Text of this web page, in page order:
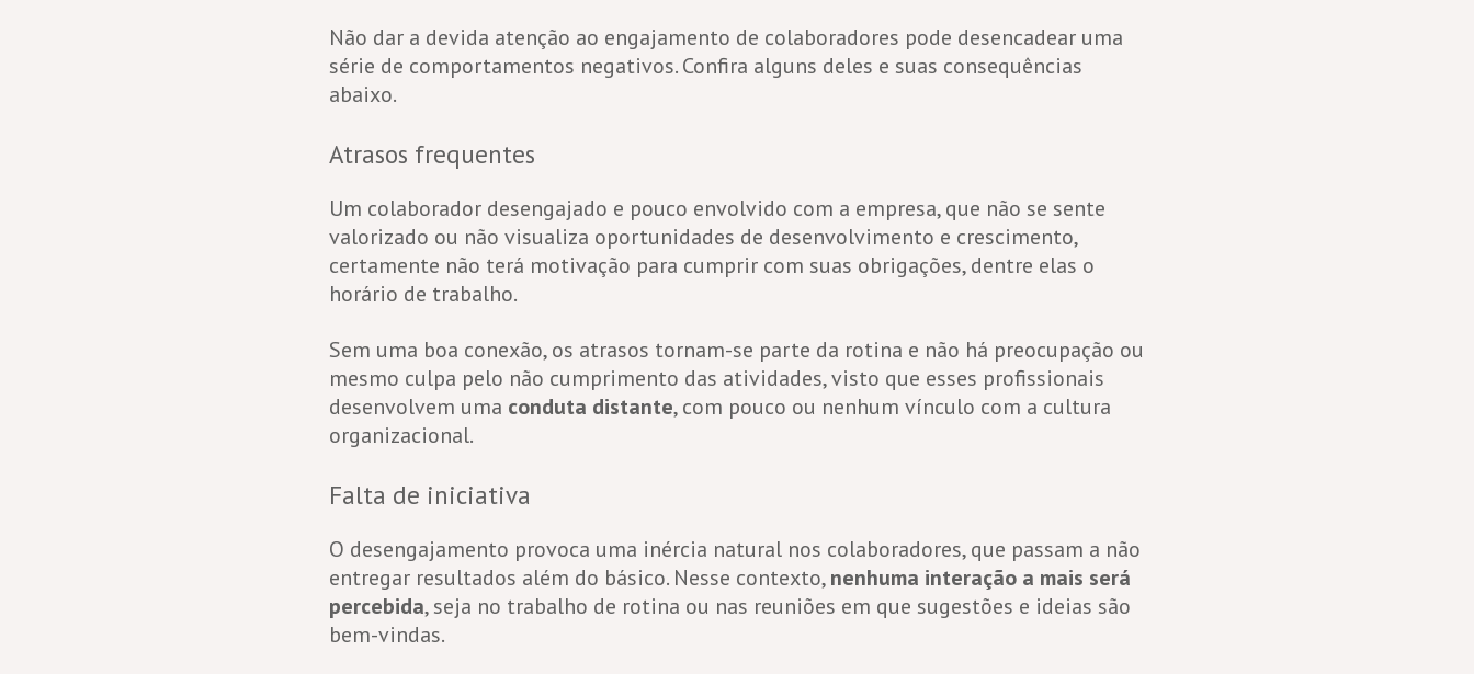
Não dar a devida atenção ao engajamento de colaboradores pode desencadear uma
série de comportamentos negativos. Confira alguns deles e suas consequências
abaixo.
Atrasos frequentes
Um colaborador desengajado e pouco envolvido com a empresa, que não se sente
valorizado ou não visualiza oportunidades de desenvolvimento e crescimento,
certamente não terá motivação para cumprir com suas obrigações, dentre elas o
horário de trabalho.
Sem uma boa conexão, os atrasos tornam-se parte da rotina e não há preocupação ou
mesmo culpa pelo não cumprimento das atividades, visto que esses profissionais
desenvolvem uma conduta distante, com pouco ou nenhum vínculo com a cultura
organizacional.
Falta de iniciativa
O desengajamento provoca uma inércia natural nos colaboradores, que passam a não
entregar resultados além do básico. Nesse contexto,nenhuma interação a mais será
percebida, seja no trabalho de rotina ou nas reuniões em que sugestões e ideias são
bem-vindas.